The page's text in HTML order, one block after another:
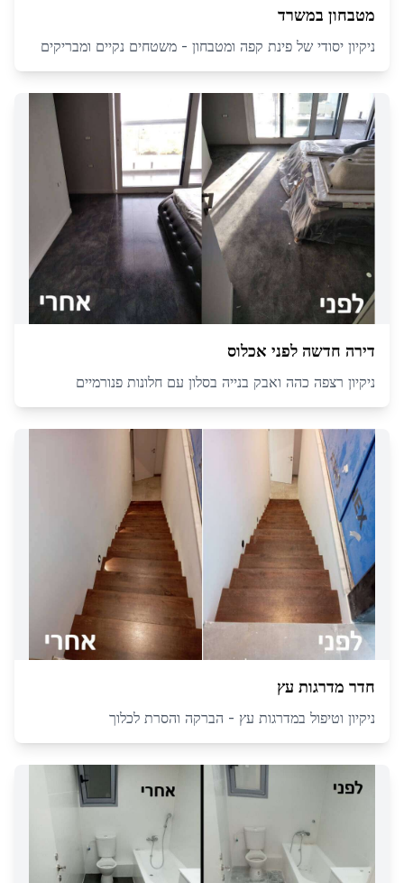
מטבחון במשרד
ניקיון יסודי של פינת קפה ומטבחון - משטחים נקיים ומבריקים
דירה חדשה לפני אכלוס
ניקיון רצפה כהה ואבק בנייה בסלון עם חלונות פנורמיים
חדר מדרגות עץ
ניקיון וטיפול במדרגות עץ - הברקה והסרת לכלוך